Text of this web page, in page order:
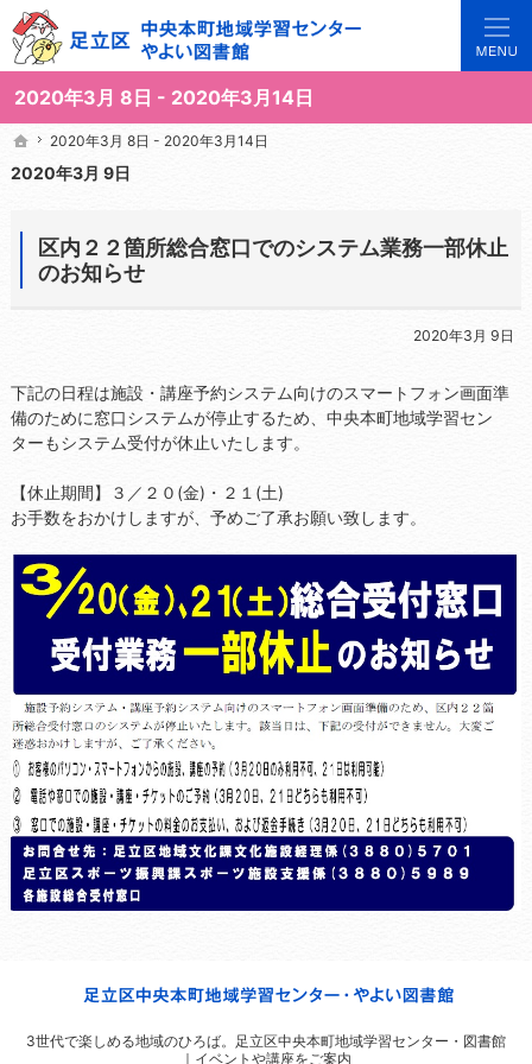
2020年3月 8日 - 2020年3月14日
3世代で楽しめる地域のひろば。当サイトでは地域の講座や施設をご案内しています。
足立区中央本町地域学習センターや図書館の総合案内サイト
ホーム
2020年3月 8日 - 2020年3月14日
2020年3月 9日
区内２２箇所総合窓口でのシステム業務一部休止
のお知らせ
2020年3月 9日
下記の日程は施設・講座予約システム向けのスマートフォン画面準
備のために窓口システムが停止するため、中央本町地域学習セン
ターもシステム受付が休止いたします。
【休止期間】３／２０(金)・２１(土)
お手数をおかけしますが、予めご了承お願い致します。
ホーム
2020年3月 8日 - 2020年3月14日
3世代で楽しめる地域のひろば。 足立区中央本町地域学習センター・図書館
｜イベントや講座をご案内